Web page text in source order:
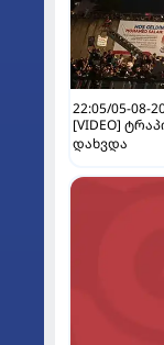
22:05/05-08-
[VIDEO]
დახვდა